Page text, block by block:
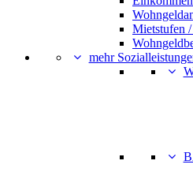
Mietstufen
mehr